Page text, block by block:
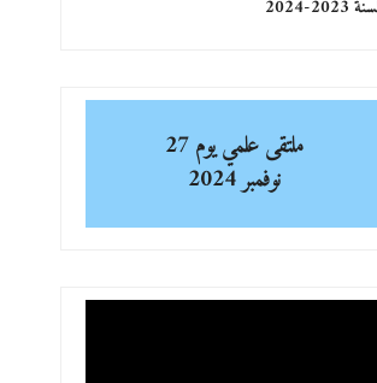
2023-2024
ملتقى علمي
يوم 27
نوفمبر 2024